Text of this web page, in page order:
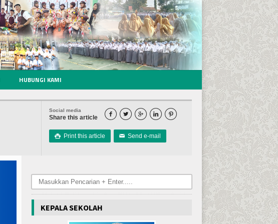
HUBUNGI KAMI
Social media
Share this article     
 Print this article ✉ Send e-mail
KEPALA SEKOLAH